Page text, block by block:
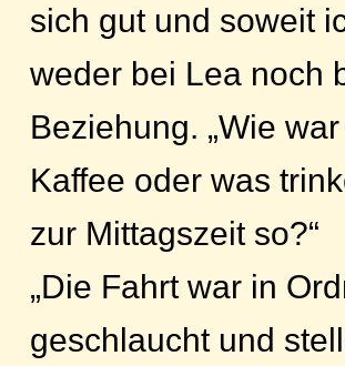
sich gut und soweit
weder bei Lea noch
Beziehung. „Wie
Kaffee oder was
zur Mittagszeit so?“
„Die Fahrt war in
geschlaucht und